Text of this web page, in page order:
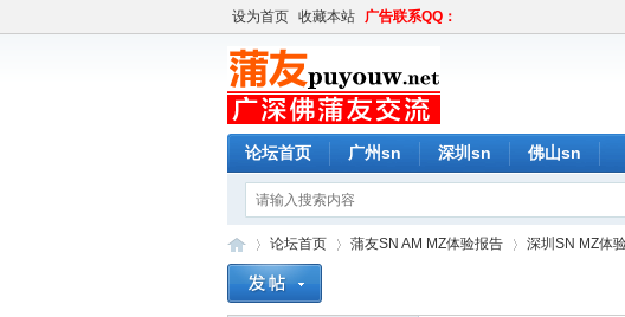
设为首页 收藏本站 广告联系QQ：
论坛首页 广州sn 深圳sn 佛山sn
论坛首页 蒲友SN AM MZ体验报告 深圳SN MZ体